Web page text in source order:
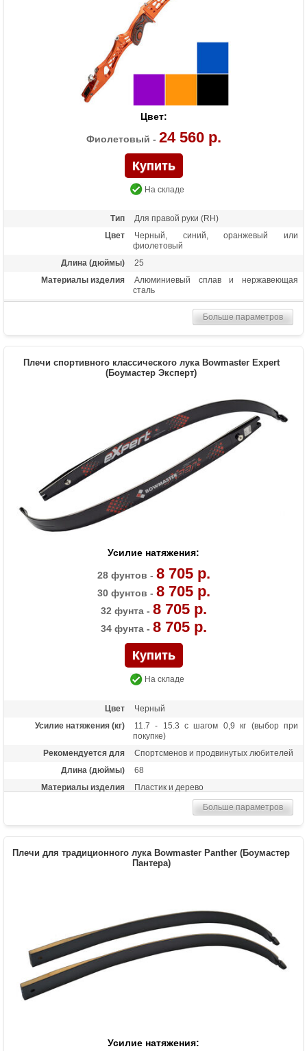
Цвет:
Фиолетовый - 24 560 р.
На складе
Тип
Для правой руки (RH)
Цвет
Черный, синий, оранжевый или
фиолетовый
Длина (дюймы)
25
Материалы изделия
Алюминиевый сплав и нержавеющая
сталь
Турнирная спортивная стрельба
Установочная резьба под прицел, кликер,
плунжер, стабилизатор, демперы. Замки
плечей ILF типа.
Больше параметров
Плечи спортивного классического лука Bowmaster Expert
(Боумастер Эксперт)
Усилие натяжения:
28 фунтов - 8 705 р.
30 фунтов - 8 705 р.
32 фунта - 8 705 р.
34 фунта - 8 705 р.
На складе
Цвет
Черный
Усилие натяжения (кг)
11.7 - 15.3 с шагом 0,9 кг (выбор при
покупке)
Рекомендуется для
Спортсменов и продвинутых любителей
Длина (дюймы)
68
Материалы изделия
Пластик и дерево
Спортивная стрельба, турниры
Больше параметров
Плечи для традиционного лука Bowmaster Panther (Боумастер
Пантера)
Усилие натяжения: